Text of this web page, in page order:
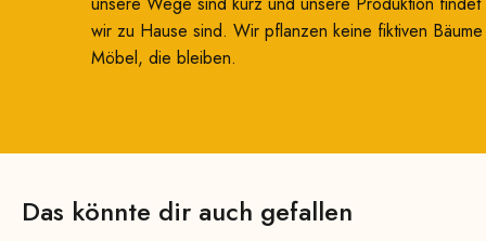
wir zu Hause sind. Wir pflanzen keine fiktiven
Möbel, die bleiben.
Das könnte dir auch gefallen